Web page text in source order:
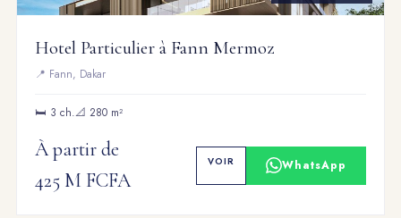
Hotel Particulier à Fann Mermoz
📍 Fann, Dakar
🛏 3 ch.📐 280 m²
À partir de
425 M FCFA
VOIR WhatsApp